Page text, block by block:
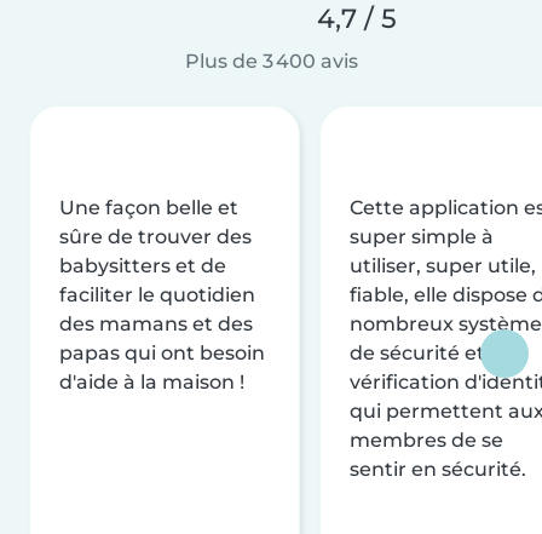
4,7 / 5
Plus de 3 400 avis
Une façon belle et
sûre de trouver des
babysitters et de
faciliter le quotidien
des mamans et des
papas qui ont besoin
d'aide à la maison !
Cette application
super simple à
utiliser, super utile,
fiable, elle dispose
nombreux
de sécurité et de
vérification
qui permettent
membres de se
sentir en sécurité.